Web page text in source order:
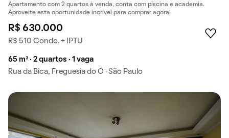
Apartamento com 2 quartos à venda, conta com piscina e academia.
Aproveite esta oportunidade incrível para comprar agora!
R$ 630.000
R$ 510 Condo. + IPTU
65 m² · 2 quartos · 1 vaga
Rua da Bica, Freguesia do Ó · São Paulo